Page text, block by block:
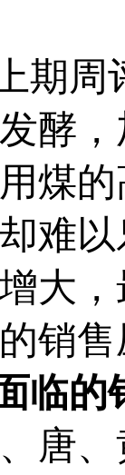
周
酵
煤
难
大
销
的
唐